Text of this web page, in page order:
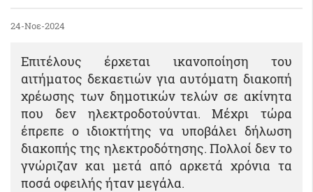
24-Νοε-2024
Επιτέλους έρχεται ικανοποίηση του
αιτήματος δεκαετιών για αυτόματη διακοπή
χρέωσης των δημοτικών τελών σε ακίνητα
που δεν ηλεκτροδοτούνται. Μέχρι τώρα
έπρεπε ο ιδιοκτήτης να υποβάλει δήλωση
διακοπής της ηλεκτροδότησης. Πολλοί δεν το
γνώριζαν και μετά από αρκετά χρόνια τα
ποσά οφειλής ήταν μεγάλα.